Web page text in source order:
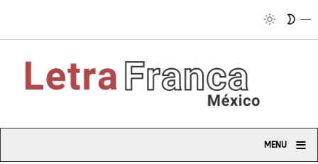
MENU ≡